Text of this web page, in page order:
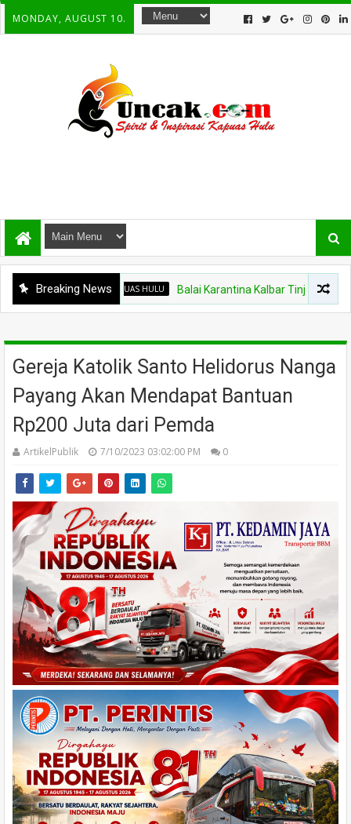
MONDAY, AUGUST 10.
Breaking News
KAPUAS HULU Balai Karantina Kalbar Tinjau Jalur Tidak
Gereja Katolik Santo Helidorus Nanga
Payang Akan Mendapat Bantuan
Rp200 Juta dari Pemda
ArtikelPublik 7/10/2023 03:02:00 PM 0